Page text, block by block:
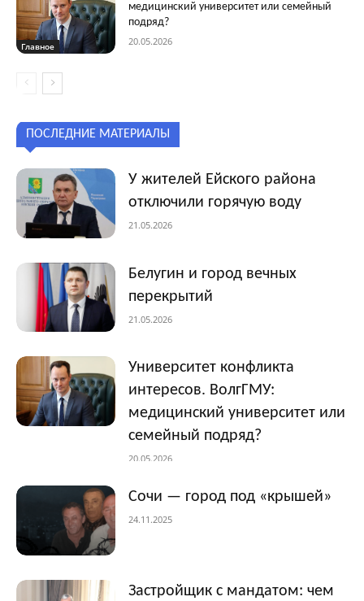
Главное
медицинский университет или семейный
подряд?
20.05.2026
ПОСЛЕДНИЕ МАТЕРИАЛЫ
У жителей Ейского района
отключили горячую воду
21.05.2026
Белугин и город вечных
перекрытий
21.05.2026
Университет конфликта
интересов. ВолгГМУ:
медицинский университет или
семейный подряд?
20.05.2026
Сочи — город под «крышей»
24.11.2025
Застройщик с мандатом: чем